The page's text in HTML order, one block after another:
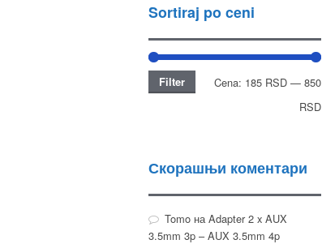
Sortiraj po ceni
Filter Cena: 185 RSD— 850
RSD
Скорашњи коментари
Tomo наAdapter 2 x AUX
3.5mm 3p – AUX 3.5mm 4p